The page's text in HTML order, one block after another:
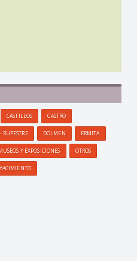
CASTILLOS CASTRO
RUPESTRE DOLMEN ERMITA
Y EXPOSICIONES OTROS
YACIMIENTO